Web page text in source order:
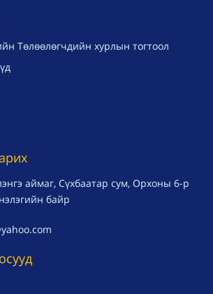
Төлөөлөгчдийн хурлын тогтоол
аймаг, Сүхбаатар сум, Орхоны 6-р
байр